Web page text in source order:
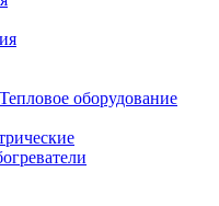
Тепловое оборудование